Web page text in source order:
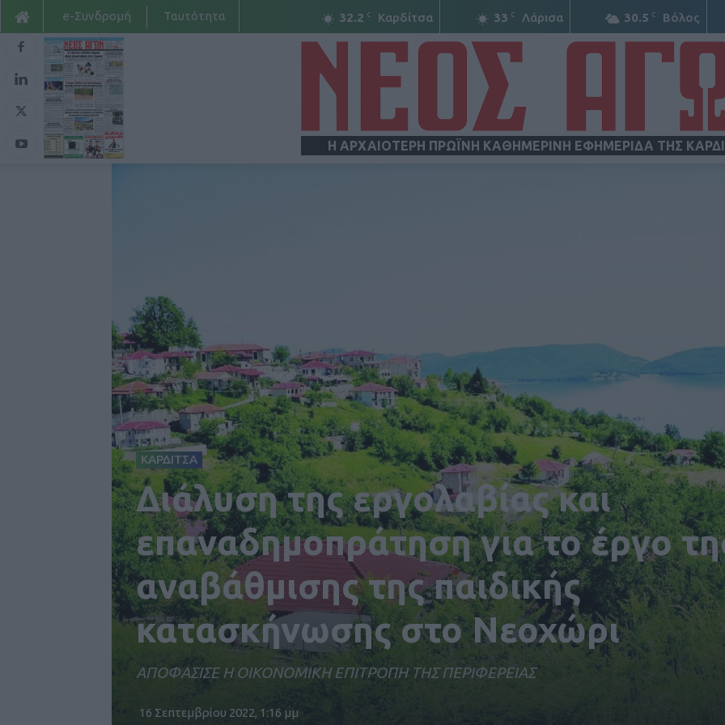
32.2 C Καρδίτσα 33 C Λάρισα 30.5 C Βόλος
e-Συνδρομή Ταυτότητα
Η ΑΡΧΑΙΟΤΕΡΗ ΠΡΩΪΝΗ ΚΑΘΗΜΕΡΙΝΗ ΕΦΗΜΕΡΙΔΑ ΤΗΣ
ΚΑΡΔΙΤΣΑ
Διάλυση της εργολαβίας και
επαναδημοπράτηση για το έργο
αναβάθμισης της παιδικής
κατασκήνωσης στο Νεοχώρι
ΑΠΟΦΑΣΙΣΕ Η ΟΙΚΟΝΟΜΙΚΗ ΕΠΙΤΡΟΠΗ ΤΗΣ ΠΕΡΙΦΕΡΕΙΑΣ
16 Σεπτεμβρίου 2022, 1:16 μμ